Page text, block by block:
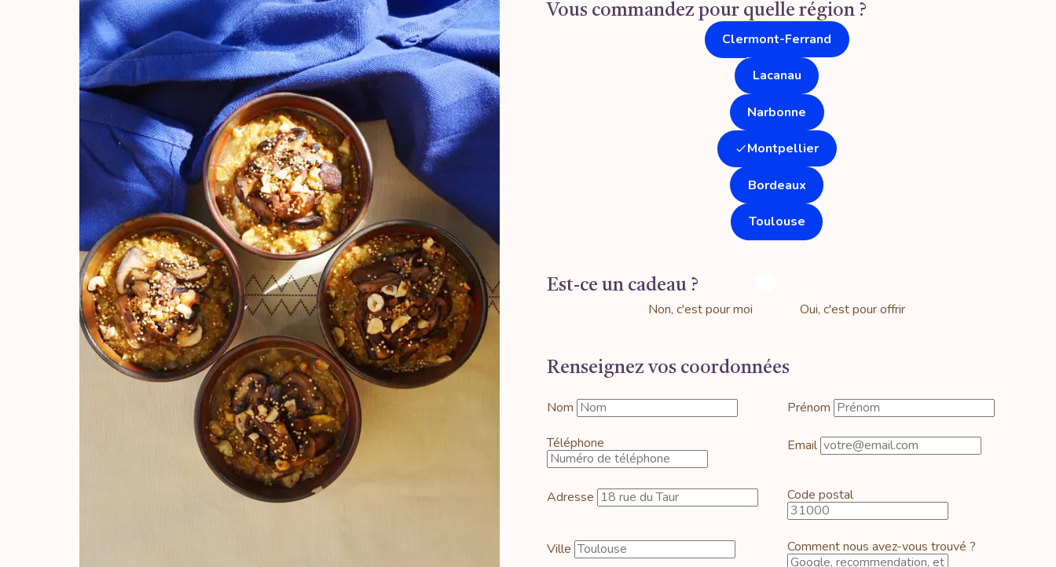
Vous commandez pour quelle région ?
Clermont-Ferrand
Lacanau
Narbonne
Montpellier
Bordeaux
Toulouse
Est-ce un cadeau ?
Non, c'est pour moi Oui, c'est pour offrir
Renseignez vos coordonnées
Nom Prénom
Téléphone Email
Adresse Code postal
Ville Comment nous avez-vous trouvé ?